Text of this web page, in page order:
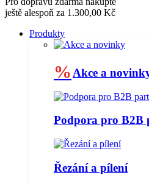
ještě alespoň za 1.300,00 Kč
Produkty
% Akce a
Podpora pro B2B
Řezání a pílení